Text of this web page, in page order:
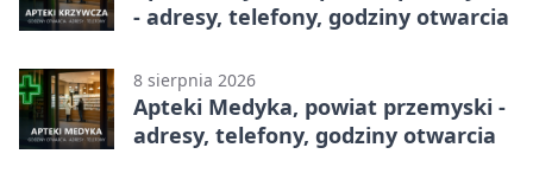
- adresy, telefony, godziny otwarcia
8 sierpnia 2026
Apteki Medyka, powiat przemyski -
adresy, telefony, godziny otwarcia